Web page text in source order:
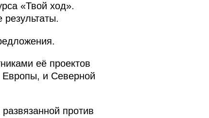
«Твой ход».
её проектов
Европы, и Северной
против